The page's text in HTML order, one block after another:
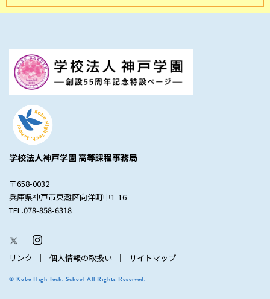
学校法人神戸学園 高等課程事務局
〒658-0032
兵庫県神戸市東灘区向洋町中1-16
TEL.078-858-6318
リンク 個人情報の取扱い サイトマップ
© Kobe High Tech. School All Rights Reserved.